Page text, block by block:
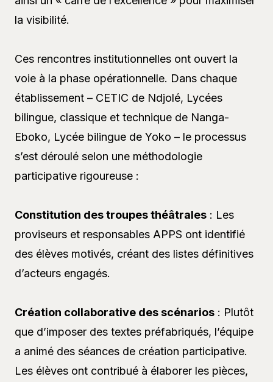
la visibilité.
Ces rencontres institutionnelles ont ouvert la
voie à la phase opérationnelle. Dans chaque
établissement – CETIC de Ndjolé, Lycées
bilingue, classique et technique de Nanga-
Eboko, Lycée bilingue de Yoko – le processus
s’est déroulé selon une méthodologie
participative rigoureuse :
Constitution des troupes théâtrales : Les
proviseurs et responsables APPS ont identifié
des élèves motivés, créant des listes définitives
d’acteurs engagés.
Création collaborative des scénarios : Plutôt
que d’imposer des textes préfabriqués, l’équipe
a animé des séances de création participative.
Les élèves ont contribué à élaborer les pièces,